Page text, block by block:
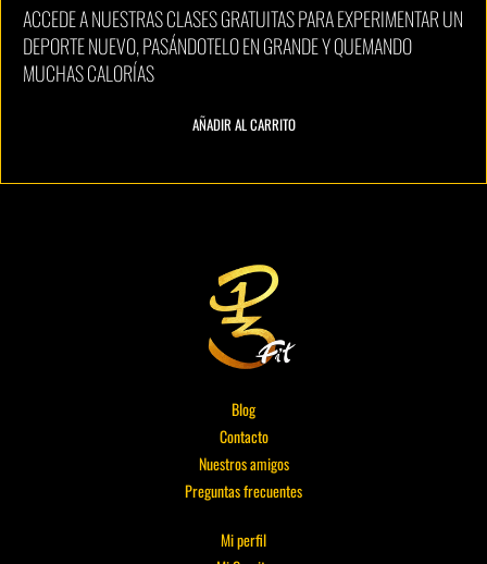
ACCEDE A NUESTRAS CLASES GRATUITAS PARA EXPERIMENTAR UN
DEPORTE NUEVO, PASÁNDOTELO EN GRANDE Y QUEMANDO
MUCHAS CALORÍAS
AÑADIR AL CARRITO
Blog
Contacto
Nuestros amigos
Preguntas frecuentes
Mi perfil